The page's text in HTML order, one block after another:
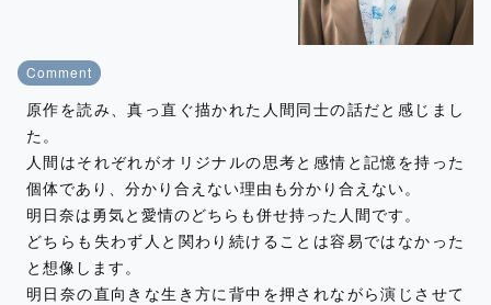
Comment
原作を読み、真っ直ぐ描かれた人間同士の話だと感じまし
た。
人間はそれぞれがオリジナルの思考と感情と記憶を持った
個体であり、分かり合えない理由も分かり合えない。
明日奈は勇気と愛情のどちらも併せ持った人間です。
どちらも失わず人と関わり続けることは容易ではなかった
と想像します。
明日奈の直向きな生き方に背中を押されながら演じさせて